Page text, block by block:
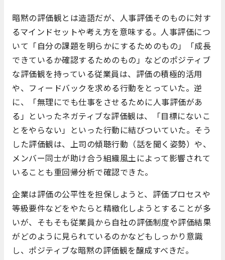
暗黙の評価観とは造語だが、人事評価そのものに対す
るマインドセットや考え方を意味する。人事評価につ
いて「自分の課題を明らかにするためのもの」「成長
できているか確認するためのもの」などのポジティブ
な評価観を持っている従業員は、評価の積極的活用
や、フィードバックを求める行動をとっていた。逆
に、「無理にでも仕事をさせるために人事評価があ
る」といったネガティブな評価観は、「目標にないこ
とをやらない」といった行動に結びついていた。そう
した評価観は、上司の傾聴行動（話を聞く姿勢）や、
メンバー同士が助け合う組織風土によって影響されて
いることも重回帰分析で確認できた。
企業は評価の公平性を担保しようと、評価プロセスや
等級要件などをやたらと精緻化しようとすることが多
いが、そもそも従業員から自社の評価制度や評価結果
がどのように見られているのかなどもしっかり意識
し、ポジティブな暗黙の評価観を醸成すべきだ。